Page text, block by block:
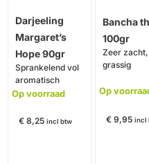
Darjeeling
Margaret’s
Hope 90gr
Sprankelend vol
aromatisch
Op voorraad
€ 8,25 incl btw
Bancha
100gr
Zeer
grassig
Op
€9,95 incl